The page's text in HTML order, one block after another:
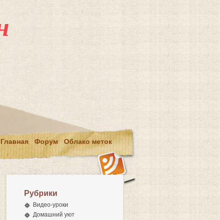
Главная Форум Облако меток
Рубрики
Видео-уроки
Домашний уют